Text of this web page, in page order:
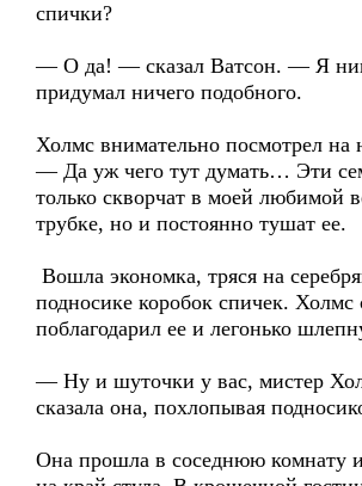
спички?
— О да! — сказал Ватсон. — Я
придумал ничего подобного.
Холмс внимательно посмотрел на
— Да уж чего тут думать… Эти
только скворчат в моей любимой
трубке, но и постоянно тушат ее.
Вошла экономка, тряся на
подносике коробок спичек. Холмс
поблагодарил ее и легонько
— Ну и шуточки у вас, мистер
сказала она, похлопывая
Она прошла в соседнюю комнату